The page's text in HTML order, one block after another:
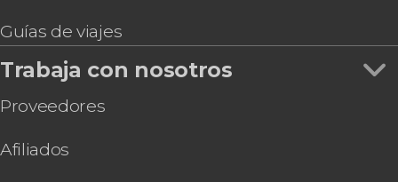
Guías de viajes
Trabaja con nosotros
Proveedores
Afiliados